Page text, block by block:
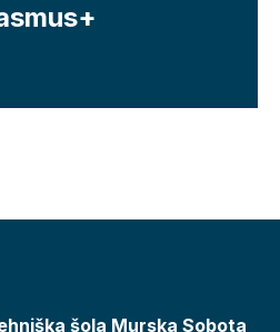
šola Murska Sobota